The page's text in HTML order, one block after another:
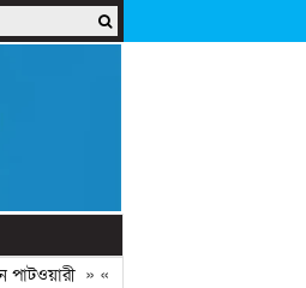
» «দেশে নতুন দলের আত্মপ্রকাশ,